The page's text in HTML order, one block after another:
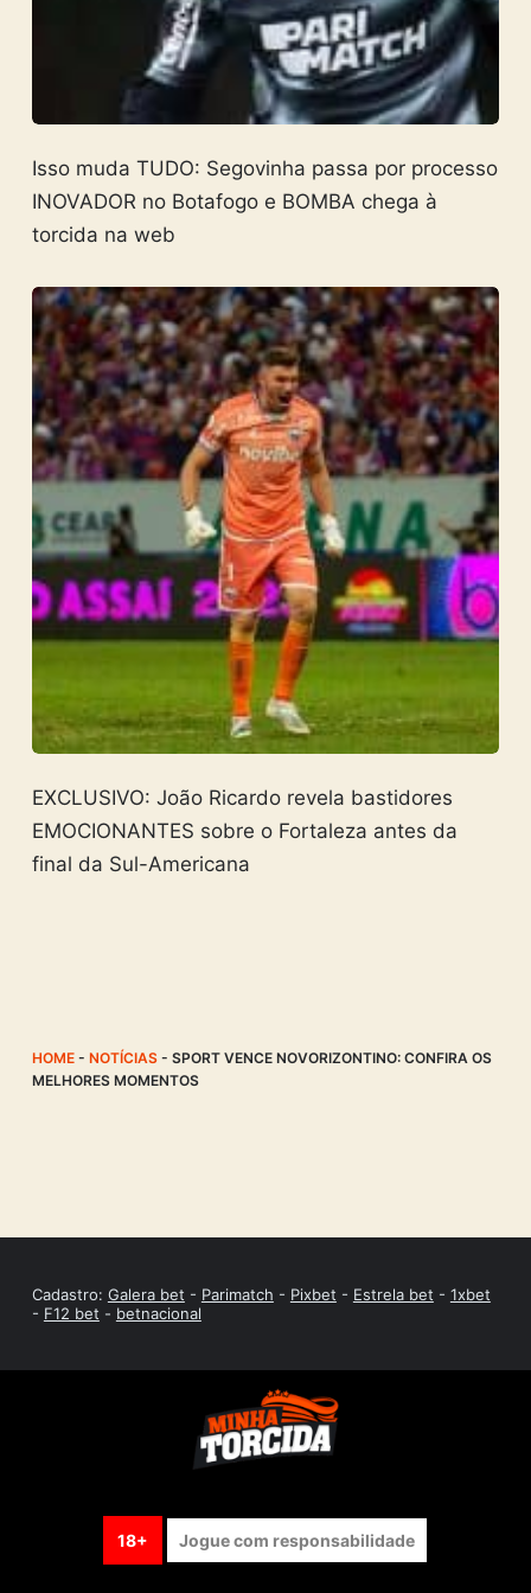
Isso muda TUDO: Segovinha passa por processo
INOVADOR no Botafogo e BOMBA chega à
torcida na web
EXCLUSIVO: João Ricardo revela bastidores
EMOCIONANTES sobre o Fortaleza antes da
final da Sul-Americana
HOME- NOTÍCIAS- SPORT VENCE NOVORIZONTINO: CONFIRA OS
MELHORES MOMENTOS
Cadastro: Galera bet - Parimatch - Pixbet - Estrela bet - 1xbet
- F12 bet - betnacional
18+ Jogue com responsabilidade